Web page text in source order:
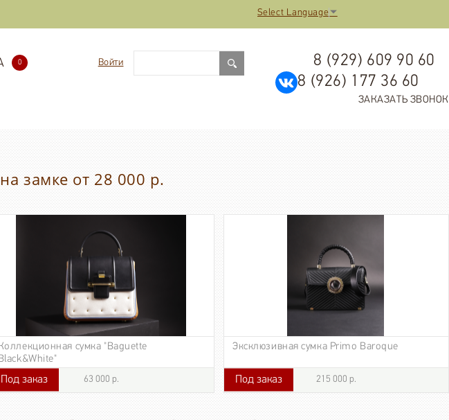
Select Language ▼
0
8 (929) 609 90 60
8 (926) 177 36 60
ЗАКАЗАТЬ ЗВОНОК
Войти
замке от 28 000 р.
сумка "Baguette
63 000 р.
63 000 р.
Под заказ
Эксклюзивная сумка Primo Baroque
215 000 р. 215 000 р.
Под заказ